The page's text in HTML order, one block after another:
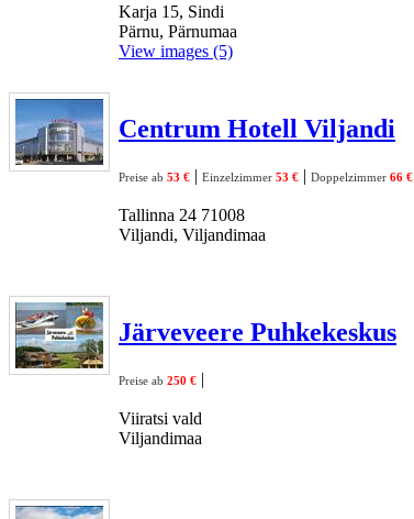
Karja 15, Sindi
Pärnu, Pärnumaa
View images (5)
Centrum Hotell Viljandi
Preise ab 53 € | Einzelzimmer 53 € | Doppelzimmer 66 €
Tallinna 24 71008
Viljandi, Viljandimaa
Järveveere Puhkekeskus
Preise ab 250 € |
Viiratsi vald
Viljandimaa